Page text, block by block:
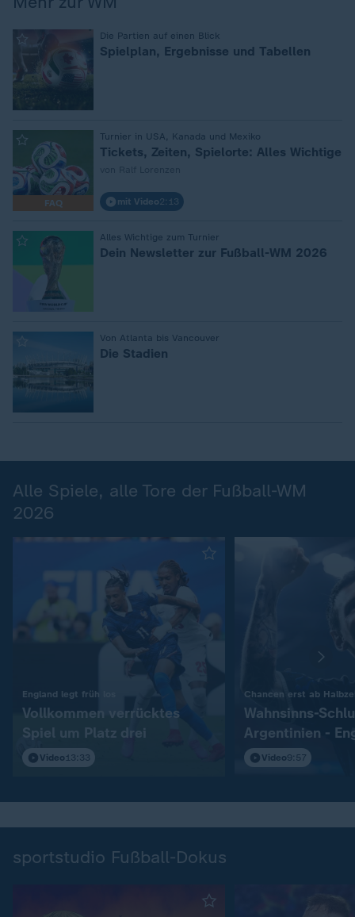
Die Partien auf einen Blick
Spielplan, Ergebnisse und Tabellen
FAQ
Turnier in USA, Kanada und Mexiko
Tickets, Zeiten, Spielorte: Alles Wichtige
mit Video2:13
Alles Wichtige zum Turnier
Dein Newsletter zur Fußball-WM 2026
Von Atlanta bis Vancouver
Die Stadien
Alle Spiele, alle Tore der Fußball-WM
2026
England legt früh los
Vollkommen verrücktes
Spiel um Platz drei
Video 13:33
Chancen erst ab
Wahnsinns-
Argentinien -
Video9:57
sportstudio Fußball-Dokus